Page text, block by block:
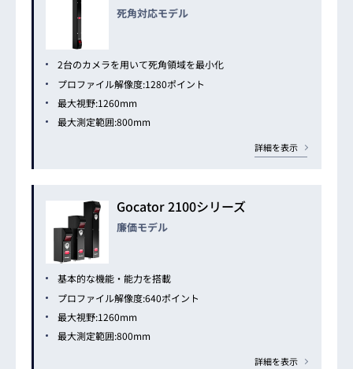
死角対応モデル
2台のカメラを用いて死角領域を最小化
プロファイル解像度:1280ポイント
最大視野:1260mm
最大測定範囲:800mm
詳細を表示
Gocator 2100シリーズ
廉価モデル
基本的な機能・能力を搭載
プロファイル解像度:640ポイント
最大視野:1260mm
最大測定範囲:800mm
詳細を表示